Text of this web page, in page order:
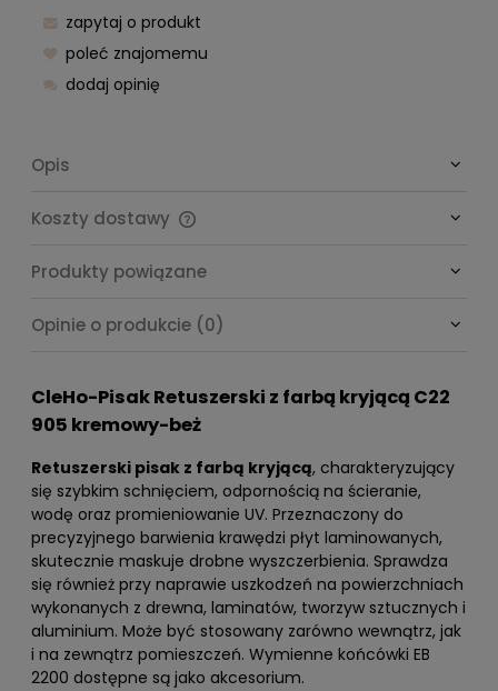
zapytaj o produkt
poleć znajomemu
dodaj opinię
Opis
Koszty dostawy
Produkty powiązane
Opinie o produkcie (0)
CleHo-Pisak Retuszerski z farbą kryjącą C22
905 kremowy-beż
Retuszerski pisak z farbą kryjącą, charakteryzujący
się szybkim schnięciem, odpornością na ścieranie,
wodę oraz promieniowanie UV. Przeznaczony do
precyzyjnego barwienia krawędzi płyt laminowanych,
skutecznie maskuje drobne wyszczerbienia. Sprawdza
się również przy naprawie uszkodzeń na powierzchniach
wykonanych z drewna, laminatów, tworzyw sztucznych i
aluminium. Może być stosowany zarówno wewnątrz, jak
i na zewnątrz pomieszczeń. Wymienne końcówki EB
2200 dostępne są jako akcesorium.